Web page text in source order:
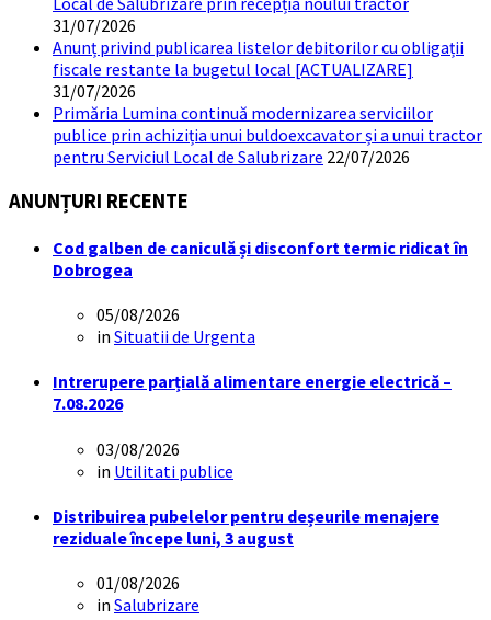
31/07/2026
Anunț privind publicarea listelor debitorilor cu obligații
fiscale restante la bugetul local [ACTUALIZARE]
31/07/2026
Primăria Lumina continuă modernizarea serviciilor
publice prin achiziția unui buldoexcavator și a unui tractor
pentru Serviciul Local de Salubrizare 22/07/2026
ANUNȚURI RECENTE
Cod galben de caniculă și disconfort termic ridicat în
Dobrogea
05/08/2026
in Situatii de Urgenta
Intrerupere parțială alimentare energie electrică –
7.08.2026
03/08/2026
in Utilitati publice
Distribuirea pubelelor pentru deșeurile menajere
reziduale începe luni, 3 august
01/08/2026
in Salubrizare